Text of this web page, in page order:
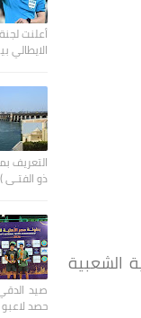
الشعبية
أعلنت
الايطالي
التعريف
ذو الفتـى
صيد
حصد